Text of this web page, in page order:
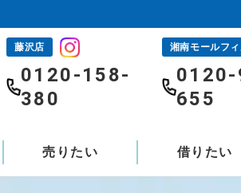
藤沢店
0120-158-
380
湘南モールフ
655
売りたい 借りたい